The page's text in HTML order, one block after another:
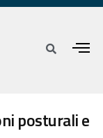
posturali e